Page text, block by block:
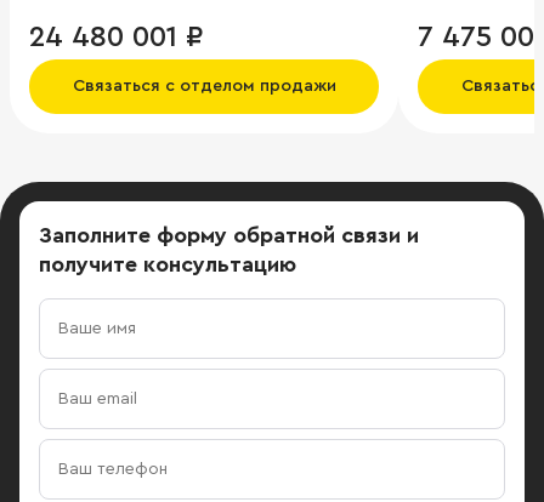
24 480 001 ₽
Связаться с отделом продажи
7 475
Заполните форму обратной связи и
получите консультацию